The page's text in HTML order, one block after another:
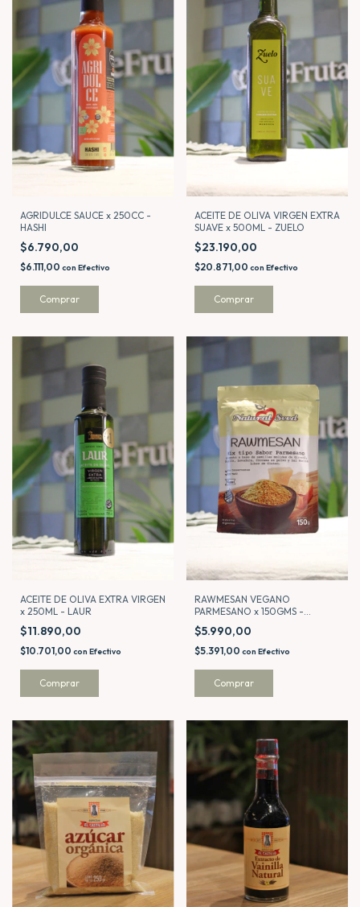
AGRIDULCE SAUCE x 250CC -
HASHI
$6.790,00
$6.111,00 con Efectivo
ACEITE DE OLIVA VIRGEN EXTRA
SUAVE x 500ML - ZUELO
$23.190,00
$20.871,00 con Efectivo
ACEITE DE OLIVA EXTRA VIRGEN
x 250ML - LAUR
$11.890,00
$10.701,00 con Efectivo
RAWMESAN VEGANO
PARMESANO x 150GMS -
NATURAL SEED
$5.990,00
$5.391,00 con Efectivo